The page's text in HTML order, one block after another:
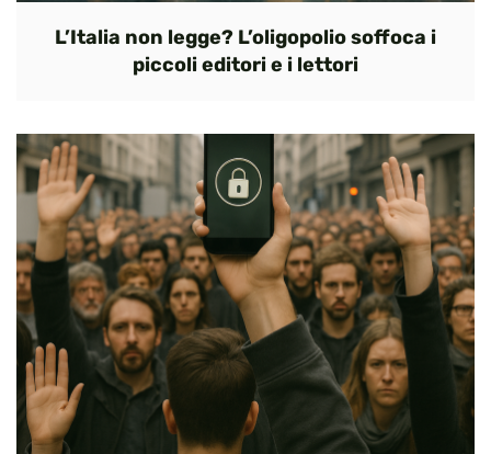
L’Italia non legge? L’oligopolio soffoca i
piccoli editori e i lettori